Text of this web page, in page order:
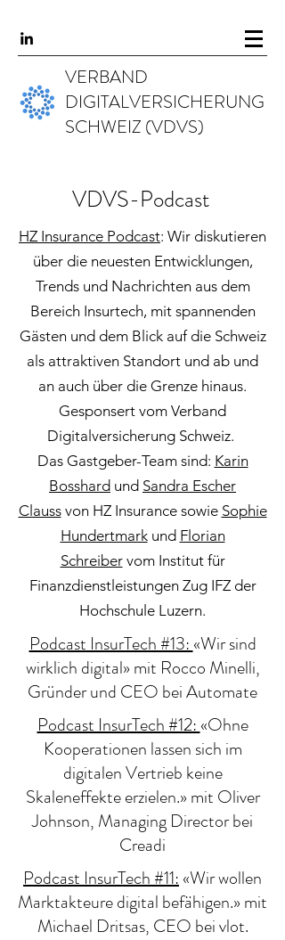
VERBAND
DIGITALVERSICHERUNG
SCHWEIZ (VDVS)
VDVS-Podcast
HZ Insurance Podcast: Wir diskutieren
über die neuesten Entwicklungen,
Trends und Nachrichten aus dem
Bereich Insurtech, mit spannenden
Gästen und dem Blick auf die Schweiz
als attraktiven Standort und ab und
an auch über die Grenze hinaus.
Gesponsert vom Verband
Digitalversicherung Schweiz.
Das Gastgeber-Team sind: Karin
Bosshard und Sandra Escher
Claussvon HZ Insurance sowie Sophie
Hundertmarkund Florian
Schreibervom Institut für
Finanzdienstleistungen Zug IFZ der
Hochschule Luzern.
Podcast InsurTech #13:«Wir sind
wirklich digital» mit Rocco Minelli,
Gründer und CEO bei Automate
Podcast InsurTech #12:«Ohne
Kooperationen lassen sich im
digitalen Vertrieb keine
Skaleneffekte erzielen.» mit Oliver
Johnson, Managing Director bei
Creadi
Podcast InsurTech #11:«Wir wollen
Marktakteure digital befähigen.» mit
Michael Dritsas, CEO bei vlot.